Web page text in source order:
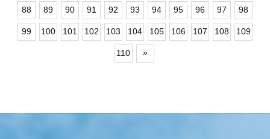
88 89 90 91 92 93 94 95 96 97 98
99 100 101 102 103 104 105 106 107 108 109
110 »